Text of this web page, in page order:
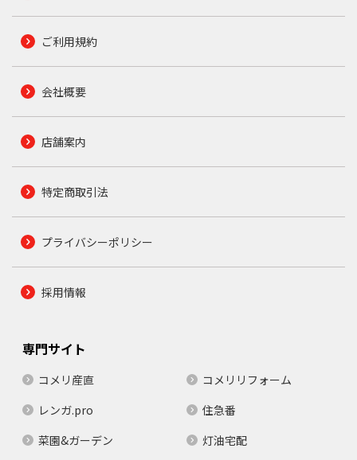
ご利用規約
会社概要
店舗案内
特定商取引法
プライバシーポリシー
採用情報
専門サイト
コメリ産直
コメリリフォーム
レンガ.pro
住急番
菜園&ガーデン
灯油宅配